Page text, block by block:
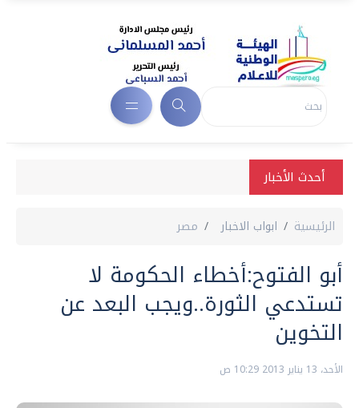
أحدث الأخبار
الرئيسية ابواب الاخبار مصر
أبو الفتوح:أخطاء الحكومة لا
تستدعي الثورة..ويجب البعد عن
التخوين
الأحد، 13 يناير 2013 10:29 ص